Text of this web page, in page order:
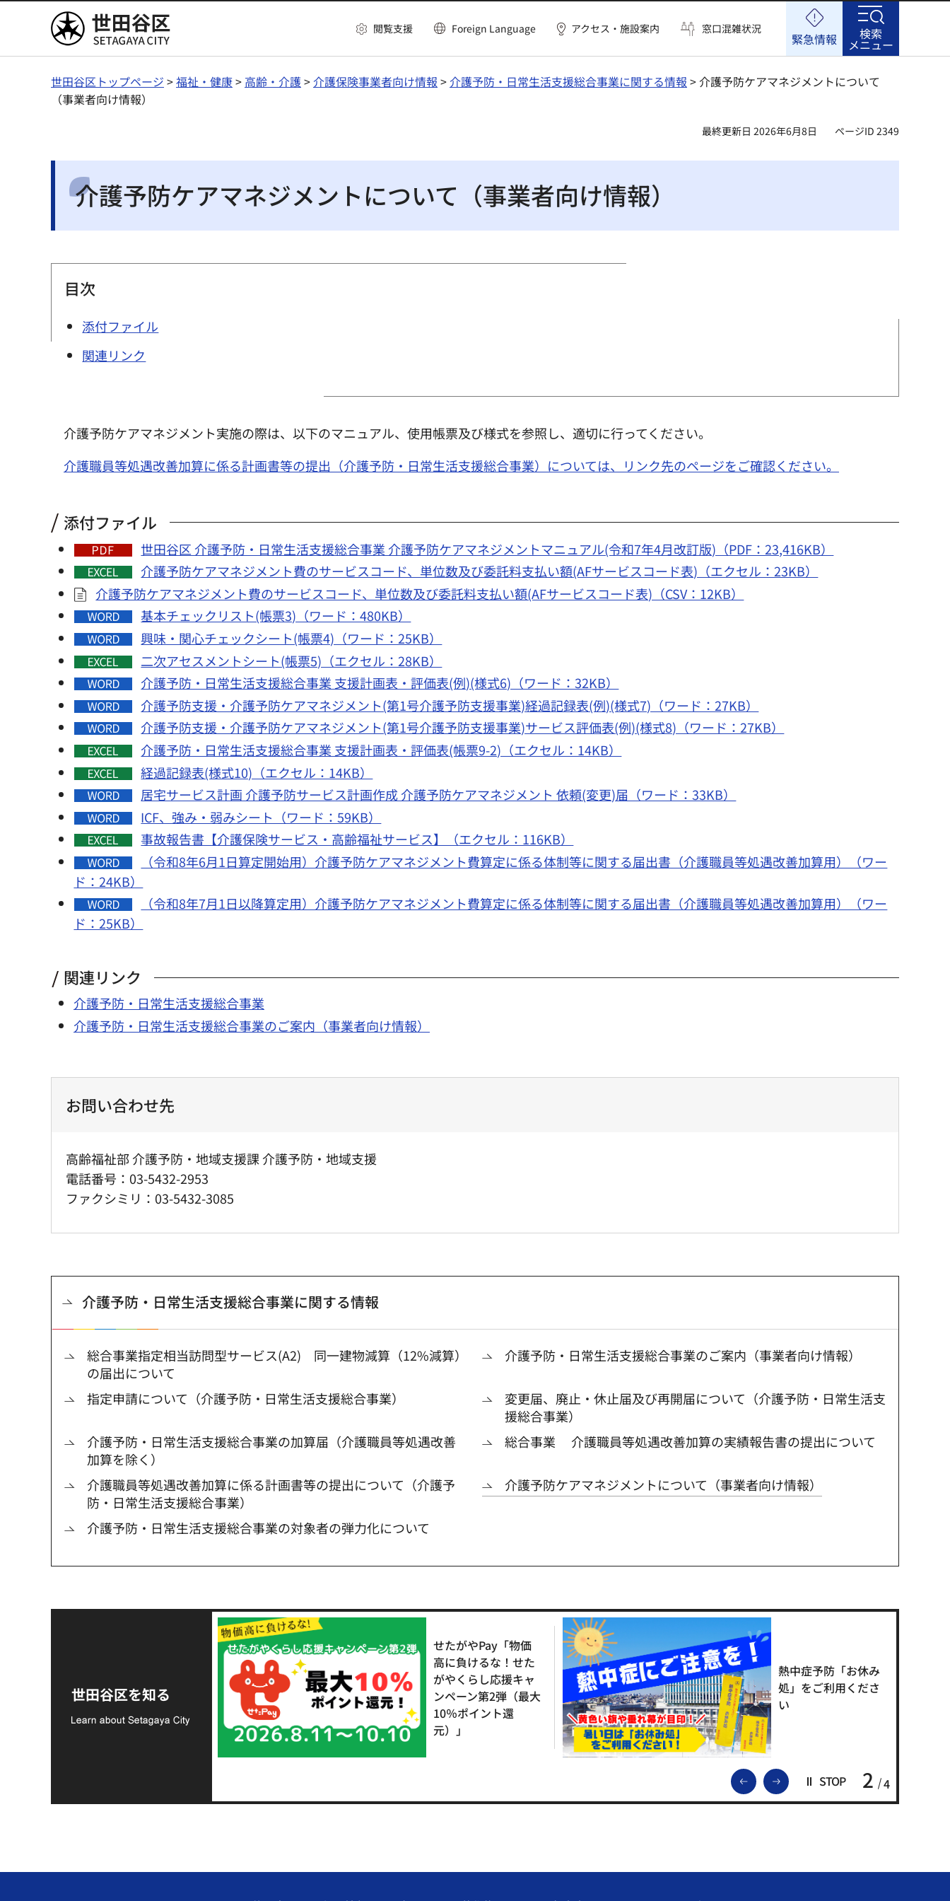
世田谷区 閲覧支援 Foreign Language アクセス・施設案内 窓口混雑状況
緊急情報 検索
メニュー
世田谷区トップページ >福祉・健康> 高齢・介護> 介護保険事業者向け情報 > 介護予防・日常生活支援総合事業に関する情報 > 介護予防ケアマネジメントについて
（事業者向け情報）
最終更新日 2026年6月8日 ページID 2349
介護予防ケアマネジメントについて（事業者向け情報）
目次
添付ファイル
関連リンク
介護予防ケアマネジメント実施の際は、以下のマニュアル、使用帳票及び様式を参照し、適切に行ってください。
介護職員等処遇改善加算に係る計画書等の提出（介護予防・日常生活支援総合事業）については、リンク先のページをご確認ください。
添付ファイル
世田谷区 介護予防・日常生活支援総合事業 介護予防ケアマネジメントマニュアル(令和7年4月改訂版)（PDF：23,416KB）
介護予防ケアマネジメント費のサービスコード、単位数及び委託料支払い額(AFサービスコード表)（エクセル：23KB）
介護予防ケアマネジメント費のサービスコード、単位数及び委託料支払い額(AFサービスコード表)（CSV：12KB）
基本チェックリスト(帳票3)（ワード：480KB）
興味・関心チェックシート(帳票4)（ワード：25KB）
二次アセスメントシート(帳票5)（エクセル：28KB）
介護予防・日常生活支援総合事業 支援計画表・評価表(例)(様式6)（ワード：32KB）
介護予防支援・介護予防ケアマネジメント(第1号介護予防支援事業)経過記録表(例)(様式7)（ワード：27KB）
介護予防支援・介護予防ケアマネジメント(第1号介護予防支援事業)サービス評価表(例)(様式8)（ワード：27KB）
介護予防・日常生活支援総合事業 支援計画表・評価表(帳票9-2)（エクセル：14KB）
経過記録表(様式10)（エクセル：14KB）
居宅サービス計画 介護予防サービス計画作成 介護予防ケアマネジメント 依頼(変更)届（ワード：33KB）
ICF、強み・弱みシート（ワード：59KB）
事故報告書【介護保険サービス・高齢福祉サービス】（エクセル：116KB）
（令和8年6月1日算定開始用）介護予防ケアマネジメント費算定に係る体制等に関する届出書（介護職員等処遇改善加算用）（ワー
ド：24KB）
（令和8年7月1日以降算定用）介護予防ケアマネジメント費算定に係る体制等に関する届出書（介護職員等処遇改善加算用）（ワー
ド：25KB）
関連リンク
介護予防・日常生活支援総合事業
介護予防・日常生活支援総合事業のご案内（事業者向け情報）
お問い合わせ先
高齢福祉部 介護予防・地域支援課 介護予防・地域支援
電話番号：03-5432-2953
ファクシミリ：03-5432-3085
介護予防・日常生活支援総合事業に関する情報
総合事業指定相当訪問型サービス(A2) 同一建物減算（12%減算）
の届出について
介護予防・日常生活支援総合事業のご案内（事業者向け情報）
指定申請について（介護予防・日常生活支援総合事業）
変更届、廃止・休止届及び再開届について（介護予防・日常生活支
援総合事業）
介護予防・日常生活支援総合事業の加算届（介護職員等処遇改善
加算を除く）
総合事業 介護職員等処遇改善加算の実績報告書の提出について
介護職員等処遇改善加算に係る計画書等の提出について（介護予
防・日常生活支援総合事業）
介護予防ケアマネジメントについて（事業者向け情報）
介護予防・日常生活支援総合事業の対象者の弾力化について
世田谷区を知る
前のスライドを表示
次のスライドを表示
STOP 2 4
支援金の募集につい
て
せたがやPay「物価
高に負けるな！せた
がやくらし応援キャ
ンペーン第2弾（最大
10％ポイント還
元）」
熱中症予防「お休み
処」をご利用くださ
い